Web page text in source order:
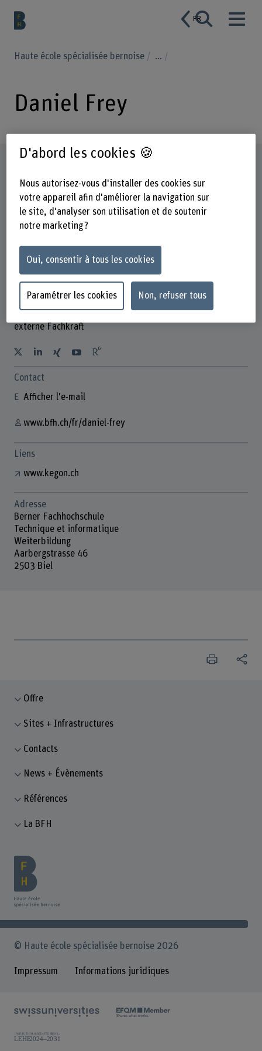
FR
Haute école spécialisée bernoise ...
Daniel Frey
externe Fachkraft
Contact
Afficher l'e-mail
www.bfh.ch/fr/daniel-frey
Liens
www.kegon.ch
Adresse
Berner Fachhochschule
Technique et informatique
Weiterbildung
Aarbergstrasse 46
2503 Biel
Offre
Sites + Infrastructures
Contacts
News + Évènements
Références
La BFH
© Haute école spécialisée bernoise 2026
Impressum Informations juridiques
D'abord les cookies 🍪
Nous autorisez-vous d'installer des cookies sur
votre appareil afin d'améliorer la navigation sur
le site, d'analyser son utilisation et de soutenir
notre marketing ?
Oui, consentir à tous les cookies
Paramétrer les cookies Non, refuser tous